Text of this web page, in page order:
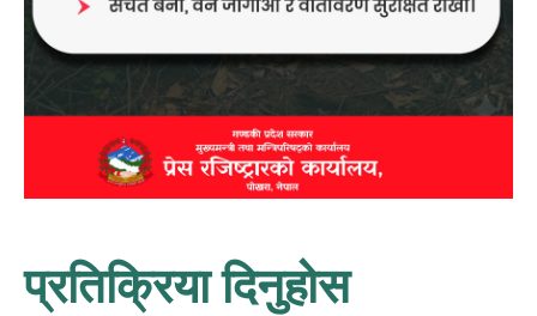
प्रतिक्रिया दिनुहोस